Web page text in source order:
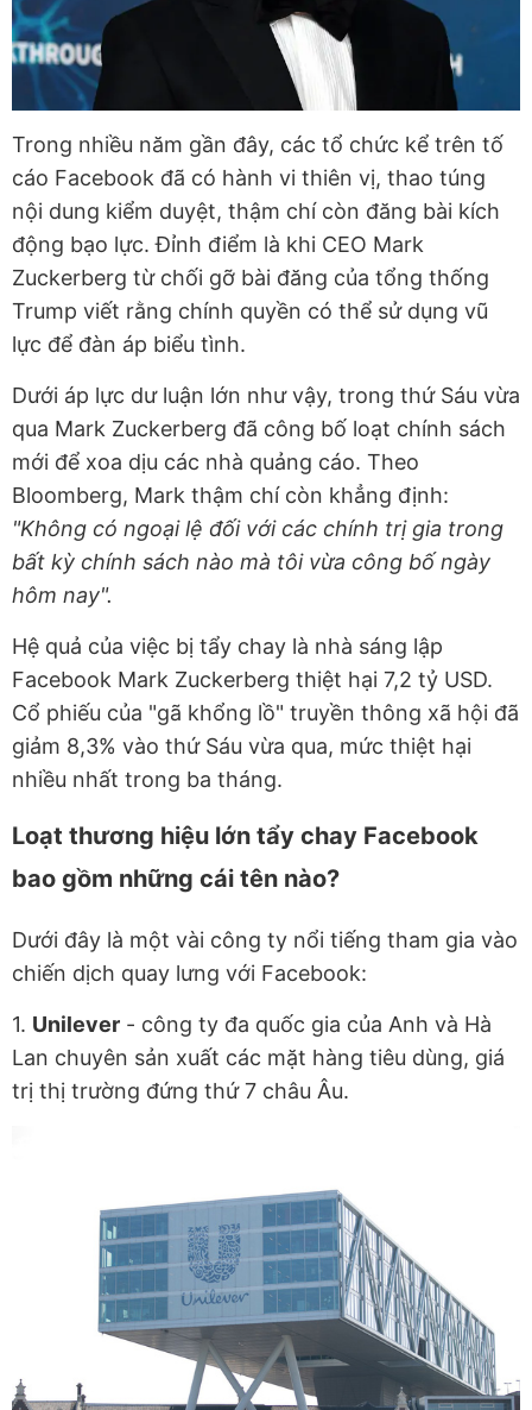
Trong nhiều năm gần đây, các tổ chức kể trên tố
cáo Facebook đã có hành vi thiên vị, thao túng
nội dung kiểm duyệt, thậm chí còn đăng bài kích
động bạo lực. Đỉnh điểm là khi CEO Mark
Zuckerberg từ chối gỡ bài đăng của tổng thống
Trump viết rằng chính quyền có thể sử dụng vũ
lực để đàn áp biểu tình.
Dưới áp lực dư luận lớn như vậy, trong thứ Sáu vừa
qua Mark Zuckerberg đã công bố loạt chính sách
mới để xoa dịu các nhà quảng cáo. Theo
Bloomberg, Mark thậm chí còn khẳng định:
"Không có ngoại lệ đối với các chính trị gia trong
bất kỳ chính sách nào mà tôi vừa công bố ngày
hôm nay".
Hệ quả của việc bị tẩy chay là nhà sáng lập
Facebook Mark Zuckerberg thiệt hại 7,2 tỷ USD.
Cổ phiếu của "gã khổng lồ" truyền thông xã hội đã
giảm 8,3% vào thứ Sáu vừa qua, mức thiệt hại
nhiều nhất trong ba tháng.
Loạt thương hiệu lớn tẩy chay Facebook
bao gồm những cái tên nào?
Dưới đây là một vài công ty nổi tiếng tham gia vào
chiến dịch quay lưng với Facebook:
1. Unilever - công ty đa quốc gia của Anh và Hà
Lan chuyên sản xuất các mặt hàng tiêu dùng, giá
trị thị trường đứng thứ 7 châu Âu.